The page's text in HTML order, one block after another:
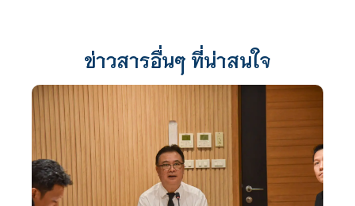
ข่าวสารอื่นๆ ที่น่าสนใจ